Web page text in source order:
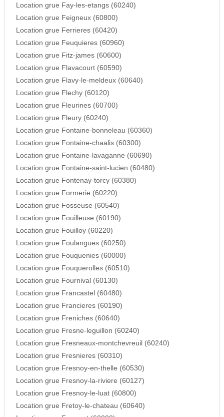
Location grue Fay-les-etangs (60240)
Location grue Feigneux (60800)
Location grue Ferrieres (60420)
Location grue Feuquieres (60960)
Location grue Fitz-james (60600)
Location grue Flavacourt (60590)
Location grue Flavy-le-meldeux (60640)
Location grue Flechy (60120)
Location grue Fleurines (60700)
Location grue Fleury (60240)
Location grue Fontaine-bonneleau (60360)
Location grue Fontaine-chaalis (60300)
Location grue Fontaine-lavaganne (60690)
Location grue Fontaine-saint-lucien (60480)
Location grue Fontenay-torcy (60380)
Location grue Formerie (60220)
Location grue Fosseuse (60540)
Location grue Fouilleuse (60190)
Location grue Fouilloy (60220)
Location grue Foulangues (60250)
Location grue Fouquenies (60000)
Location grue Fouquerolles (60510)
Location grue Fournival (60130)
Location grue Francastel (60480)
Location grue Francieres (60190)
Location grue Freniches (60640)
Location grue Fresne-leguillon (60240)
Location grue Fresneaux-montchevreuil (60240)
Location grue Fresnieres (60310)
Location grue Fresnoy-en-thelle (60530)
Location grue Fresnoy-la-riviere (60127)
Location grue Fresnoy-le-luat (60800)
Location grue Fretoy-le-chateau (60640)